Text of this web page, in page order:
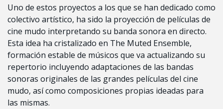
Uno de estos proyectos a los que se han dedicado como
colectivo artístico, ha sido la proyección de películas de
cine mudo interpretando su banda sonora en directo.
Esta idea ha cristalizado en The Muted Ensemble,
formación estable de músicos que va actualizando su
repertorio incluyendo adaptaciones de las bandas
sonoras originales de las grandes películas del cine
mudo, así como composiciones propias ideadas para
las mismas.